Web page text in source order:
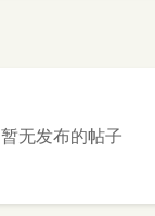
暂无发布的帖子